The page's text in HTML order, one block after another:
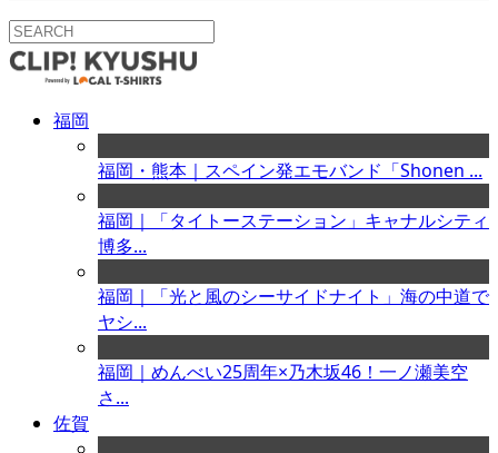
福岡
福岡・熊本｜スペイン発エモバンド「Shonen ...
福岡｜「タイトーステーション」キャナルシティ
博多...
福岡｜「光と風のシーサイドナイト」海の中道で
ヤシ...
福岡｜めんべい25周年×乃木坂46！一ノ瀬美空
さ...
佐賀